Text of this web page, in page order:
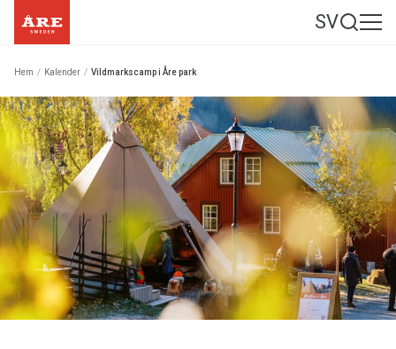
SV
Hem / Kalender / Vildmarkscamp i Åre park